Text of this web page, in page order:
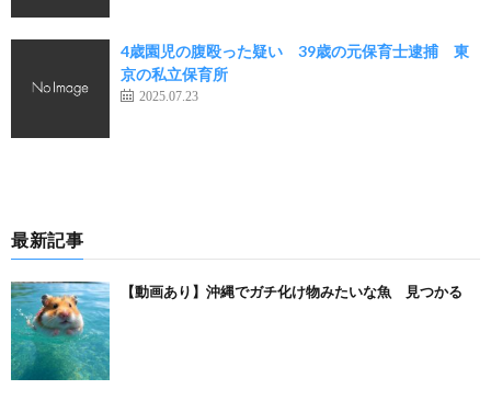
4歳園児の腹殴った疑い 39歳の元保育士逮捕 東
京の私立保育所
2025.07.23
最新記事
【動画あり】沖縄でガチ化け物みたいな魚 見つかる